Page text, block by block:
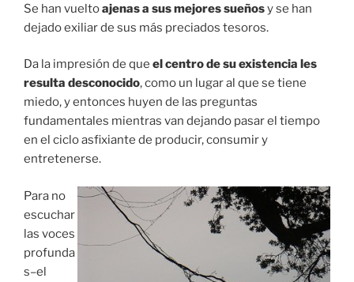
Se han vueltoajenas a sus mejores sueñosy se han
dejado exiliar de sus más preciados tesoros.
Da la impresión de que el centro de su existencia les
resulta desconocido, como un lugar al que se tiene
miedo, y entonces huyen de las preguntas
fundamentales mientras van dejando pasar el tiempo
en el ciclo asfixiante de producir, consumir y
entretenerse.
Para no
escuchar
las voces
profunda
s–el